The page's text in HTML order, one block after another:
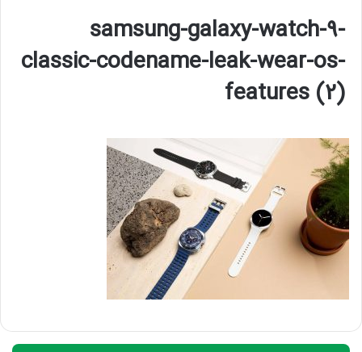
samsung-galaxy-watch-9-
classic-codename-leak-wear-os-
features (2)